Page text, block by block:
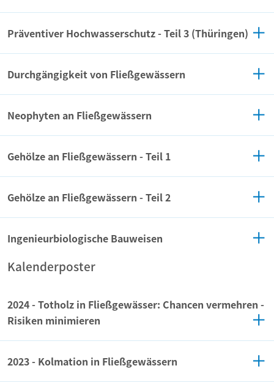
Präventiver Hochwasserschutz - Teil 3 (Thüringen)
Durchgängigkeit von Fließgewässern
Neophyten an Fließgewässern
Gehölze an Fließgewässern - Teil 1
Gehölze an Fließgewässern - Teil 2
Ingenieurbiologische Bauweisen
Kalenderposter
2024 - Totholz in Fließgewässer: Chancen vermehren -
Risiken minimieren
2023 - Kolmation in Fließgewässern